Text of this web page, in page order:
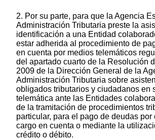
2. Por su parte, para que la Agencia
Administración Tributaria preste la
identificación a una Entidad
estar adherida al procedimiento de
en cuenta por medios telemáticos
del apartado cuarto de la Resolución
2009 de la Dirección General de la
Administración Tributaria sobre
obligados tributarios y ciudadanos en
telemática ante las Entidades
de la tramitación de procedimientos
particular, para el pago de deudas por
cargo en cuenta o mediante la
crédito o débito.